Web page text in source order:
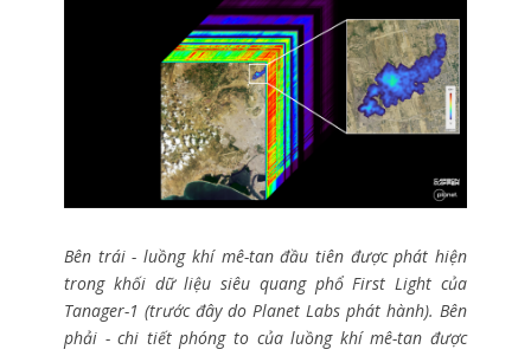
Bên trái - luồng khí mê-tan đầu tiên được phát hiện
trong khối dữ liệu siêu quang phổ First Light của
Tanager-1 (trước đây do Planet Labs phát hành). Bên
phải - chi tiết phóng to của luồng khí mê-tan được